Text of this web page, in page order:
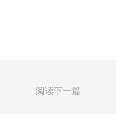
阅读下一篇